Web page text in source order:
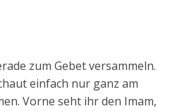
zum Gebet versammeln.
einfach nur ganz am
Vorne seht ihr den Imam,